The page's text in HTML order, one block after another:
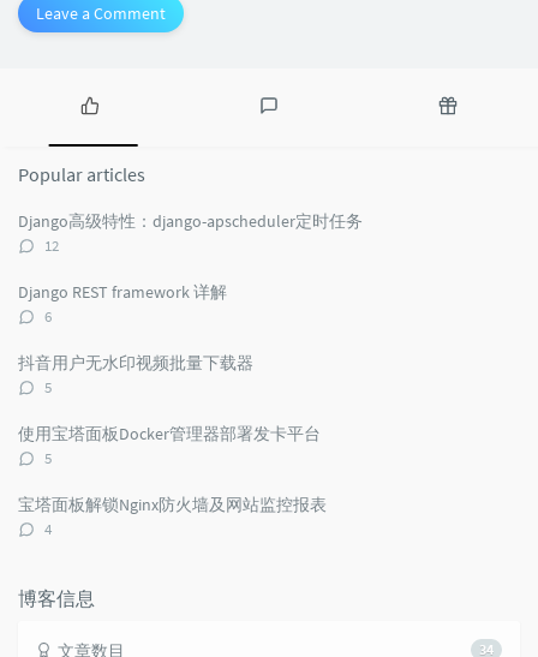
Leave a Comment
Popular articles
Django高级特性：django-apscheduler定时任务
评
数：
12
Django REST framework 详解
评
数：
6
抖音用户无水印视频批量下载器
评
数：
5
使用宝塔面板Docker管理器部署发卡平台
评
数：
5
宝塔面板解锁Nginx防火墙及网站监控报表
评
4
博客信息
34
文章数目